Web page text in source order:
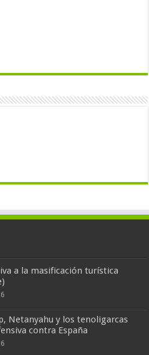
a la masificación turística
Netanyahu y los tenoligarcas
contra España